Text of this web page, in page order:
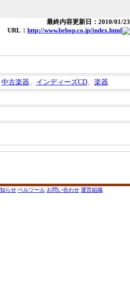
最終内容更新日：2010/01/23
URL： http://www.bebop.co.jp/index.html
中古楽器、 インディーズCD、 楽器
らせ ベルツール お問い合わせ 運営組織